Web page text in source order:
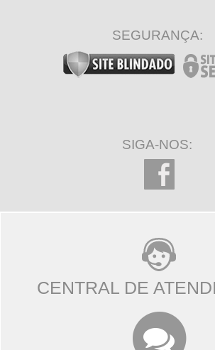
SEGURANÇA:
SIGA-NOS:
CENTRAL DE